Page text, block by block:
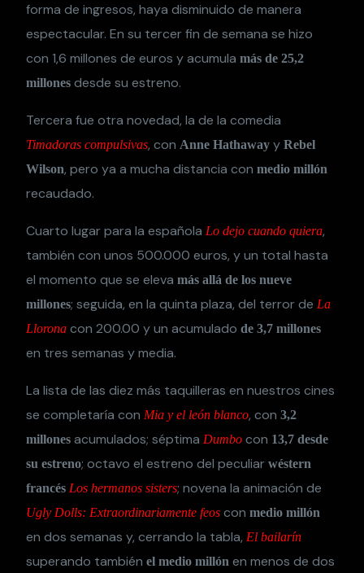
forma de ingresos, haya disminuido de manera
espectacular. En su tercer fin de semana se hizo
con 1,6 millones de euros y acumulamás de 25,2
millones desde su estreno.
Tercera fue otra novedad, la de la comedia
Timadoras compulsivas, conAnne Hathaway yRebel
Wilson, pero ya a mucha distancia conmedio millón
recaudado.
Cuarto lugar para la españolaLo dejo cuando quiera,
también con unos 500.000 euros, y un total hasta
el momento que se elevamás allá de los nueve
millones; seguida, en la quinta plaza, del terror deLa
Llorona con 200.00 y un acumuladode 3,7 millones
en tres semanas y media.
La lista de las diez más taquilleras en nuestros cines
se completaría conMia y el león blanco, con3,2
millones acumulados; séptimaDumbo con 13,7 desde
su estreno; octavo el estreno del peculiarwéstern
francés Los hermanos sisters; novena la animación de
Ugly Dolls: Extraordinariamente feos conmedio millón
en dos semanas y, cerrando la tabla,El bailarín
superando tambiénel medio millón en menos de dos